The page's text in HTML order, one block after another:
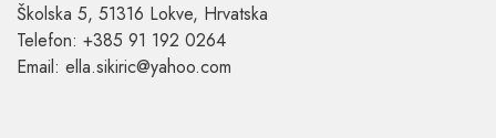
Školska 5, 51316 Lokve, Hrvatska
Telefon: +385 91 192 0264
Email: ella.sikiric@yahoo.com